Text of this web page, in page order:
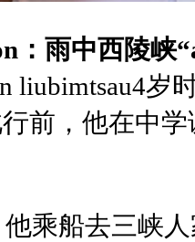
：雨中西陵峡
liubimtsau4岁
前，他在中
乘船去三峡